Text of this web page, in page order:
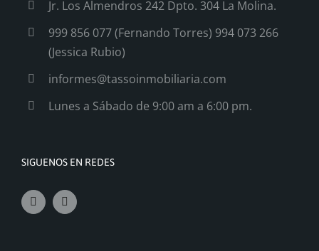
Jr. Los Almendros 242 Dpto. 304 La Molina.
999 856 077 (Fernando Torres) 994 073 266
(Jessica Rubio)
informes@tassoinmobiliaria.com
Lunes a Sábado de 9:00 am a 6:00 pm.
SIGUENOS EN REDES